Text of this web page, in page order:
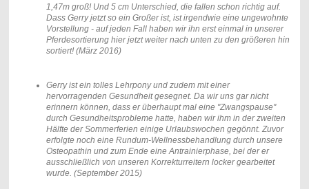
1,47m groß! Und 5 cm Unterschied, die fallen schon richtig auf.
Dass Gerry jetzt so ein Großer ist, ist irgendwie eine ungewohnte
Vorstellung - auf jeden Fall haben wir ihn erst einmal in unserer
Pferdesortierung hier jetzt weiter nach unten zu den größeren hin
sortiert! (März 2016)
Gerry ist ein tolles Lehrpony und zudem mit einer
hervorragenden Gesundheit gesegnet. Da wir uns gar nicht
erinnern können, dass er überhaupt mal eine "Zwangspause"
durch Gesundheitsprobleme hatte, haben wir ihm in der zweiten
Hälfte der Sommerferien einige Urlaubswochen gegönnt. Zuvor
erfolgte noch eine Rundum-Wellnessbehandlung durch unsere
Osteopathin und zum Ende eine Antrainierphase, bei der er
ausschließlich von unseren Korrekturreitern locker gearbeitet
wurde. (September 2015)